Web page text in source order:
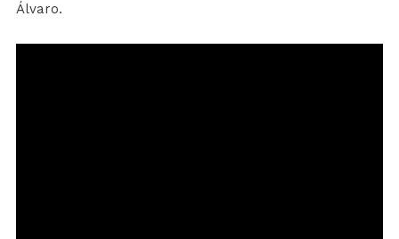
Álvaro.